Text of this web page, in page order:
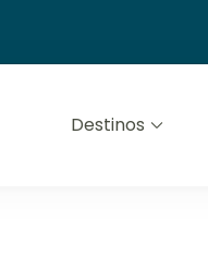
Destinos